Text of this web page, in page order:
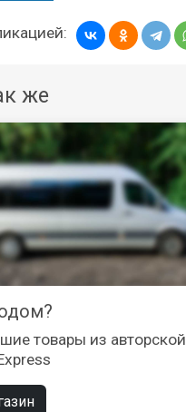
же
товары из авторской